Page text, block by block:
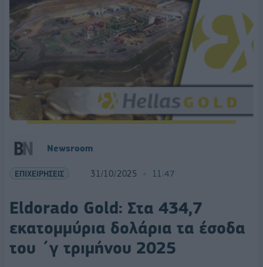
Newsroom
ΕΠΙΧΕΙΡΗΣΕΙΣ 31/10/2025 11:47
Eldorado Gold: Στα 434,7
εκατομμύρια δολάρια τα έσοδα
του ΄γ τριμήνου 2025